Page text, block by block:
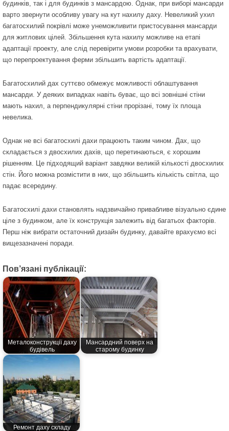
будинків, так і для будинків з мансардою. Однак, при виборі мансарди
варто звернути особливу увагу на кут нахилу даху. Невеликий ухил
багатосхилий покрівлі може унеможливити пристосування мансарди
для житлових цілей. Збільшення кута нахилу можливе на етапі
адаптації проекту, але слід перевірити умови розробки та врахувати,
що перепроектування ферми збільшить вартість адаптації.
Багатосхилий дах суттєво обмежує можливості облаштування
мансарди. У деяких випадках навіть буває, що всі зовнішні стіни
мають нахил, а перпендикулярні стіни прорізані, тому їх площа
невелика.
Однак не всі багатосхилі дахи працюють таким чином. Дах, що
складається з двосхилих дахів, що перетинаються, є хорошим
рішенням. Це підходящий варіант завдяки великій кількості двосхилих
стін. Його можна розмістити в них, що збільшить кількість світла, що
падає всередину.
Багатосхилі дахи становлять надзвичайно привабливе візуально єдине
ціле з будинком, але їх конструкція залежить від багатьох факторів.
Перш ніж вибрати остаточний дизайн будинку, давайте врахуємо всі
вищезазначені поради.
Пов’язані публікації:
Металоконструкції даху
будівель
Мансардний поверх на
старому будинку
Ремонт даху складу